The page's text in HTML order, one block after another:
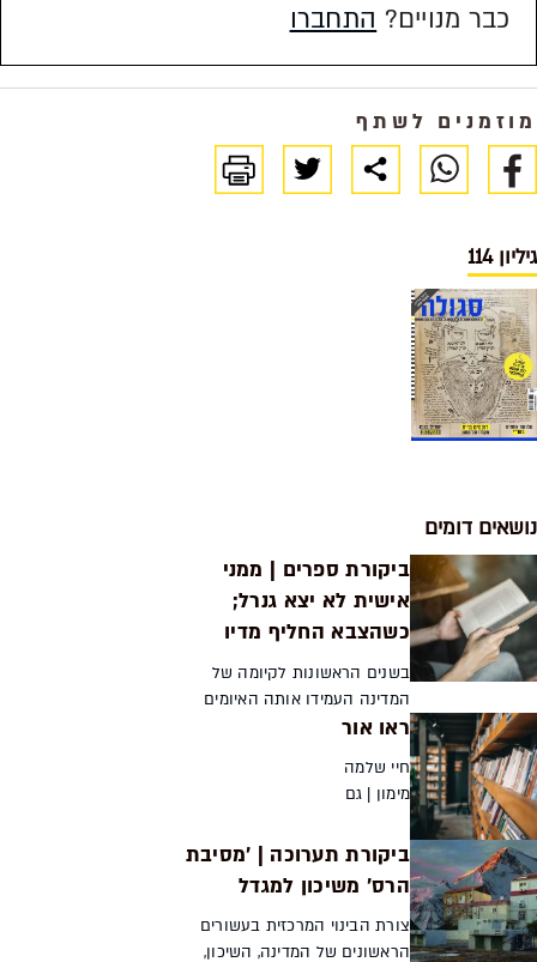
כבר מנויים? התחברו
מוזמנים לשתף
גיליון 114
נושאים דומים
ביקורת ספרים | ממני
אישית לא יצא גנרל;
כשהצבא החליף מדיו
בשנים הראשונות לקיומה של
המדינה העמידו אותה האיומים
הביטחוניים בסכנה קיומית של
מובנים מאליהם. שני ספרים שיצאו
לאחרונה לאור בוחני...
ראו אור
חיי שלמה
מימון | גם
כתוב
בתנ"ך |
הלוחות |
החורבה |
ביקורת תערוכה | 'מסיבת
הרס' משיכון למגדל
צורת הבינוי המרכזית בעשורים
הראשונים של המדינה, השיכון,